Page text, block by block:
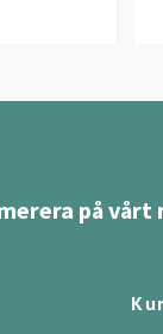
på vårt